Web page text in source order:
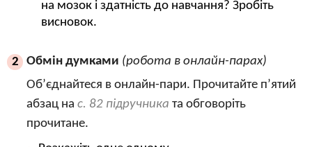
на мозок і здатність до навчання? Зробіть
висновок.
2 Обмін думками (робота в онлайн-парах)
Об’єднайтеся в онлайн-пари. Прочитайте п’ятий
абзац на с. 82 підручника та обговоріть
прочитане.